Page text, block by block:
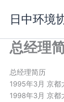
容
日中环境
总经理
总经理简历
1995年3月 京都
1998年3月 京都